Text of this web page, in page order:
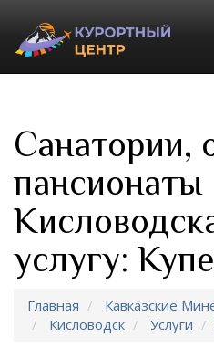
Санатории,
пансионаты
услугу:
Главная
Кавказские
Кисловодск
Услуги